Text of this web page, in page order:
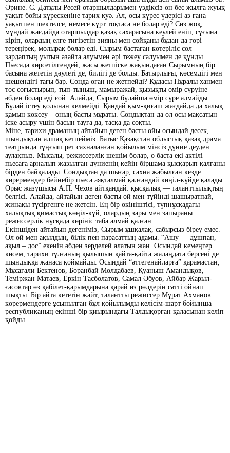
Әрине. С. Датұлы Ресей отаршылдарымен үздіксіз он бес жылға жуық
уақыт бойы күрескеніне тарих куә. Ал, осы күрес үдерісі аз ғана
уақытпен шектелсе, немесе күрт тоқтаса не болар еді? Сөз жоқ,
мұндай жағдайда отаршылдар қазақ сахарасына кеулей еніп, сұғына
кіріп, олардың елге тигізетін зияны мен сойқаны бұдан да гөрі
тереңірек, молырақ болар еді. Сырым бастаған көтеріліс сол
зардаптың уытын азайта алуымен әрі тежеу салуымен де құнды.
Пьесада көрсетілгендей, жасы жетпіске жақындаған Сырымның бір
басына жететін дәулеті де, билігі де болды. Батырлығы, көсемдігі мен
шешендігі тағы бар. Сонда оған не жетпейді? Құдасы Нұралы ханмен
төс соғыстырып, тып-тыныш, мамыражай, қызықты өмір сүруіне
әбден болар еді ғой. Алайда, Сырым бұлайша өмір сүре алмайды.
Бұлай істеу қолынан келмейді. Қандай қым-қиғаш жағдайда да халық
қамын көксеу – оның басты мұраты. Сондықтан да ол осы мақсатын
іске асыру үшін басын тауға да, тасқа да соқты.
Міне, тарихи драманың айтайын деген басты ойы осындай десек,
шындықтан алшақ кетпейміз. Батыс Қазақстан облыстық қазақ драма
театрында тұңғыш рет сахналанған қойылым мінсіз дүние деуден
аулақпыз. Мысалы, режиссерлік шешім болар, о бас­та екі актілі
пьесаға арналып жазылған дүниенің кейін біршама қысқарып қалғаны
бірден байқалады. Сондықтан да шығар, сахна жабылған кезде
көрермендер бейнебір пьеса аяқталмай қалғандай көңіл-күйде қалады.
Орыс жазушысы А.П. Чехов айтқандай: қысқалық — таланттылықтың
белгісі. Алайда, айтайын деген басты ой мен түйінді шашыратпай,
жинақы түсіргенге не жетсін. Ең бір өкініштісі, түпнұсқадағы
халықтық қимастық көңіл-күй, олардың зары мен запыраны
режиссерлік нұсқада көрініс таба алмай қалған.
Екіншіден айтайын дегеніміз, Сырым ұшқалақ, сабырсыз біреу емес.
Ол ой мен ақылдың, білік пен парасаттың адамы. “Ашу — дұшпан,
ақыл – дос” екенін әбден зерделей алатын жан. Осындай кемеңгер
көсем, тарихи тұлғаның қылышын қайта-қайта жалаңдата бергені де
шындыққа жанаса қоймайды. Осындай “әттегенайларға” қарамастан,
Мұсағали Бектенов, Боранбай Молдабаев, Қуаныш Амандықов,
Теміржан Матаев, Еркін Тасболатов, Самал Әбуов, Айбар Жарыл­
ғасовтар өз қабілет-қарымдарына қарай өз рөлдерін сәтті ойнап
шықты. Бір айта кететін жайт, талантты режиссер Мұрат Ахманов
көрермендерге ұсынылған бұл қойылымды келісім-шарт бойынша
республиканың екінші бір қиырындағы Талдықорған қаласынан келіп
қойды.